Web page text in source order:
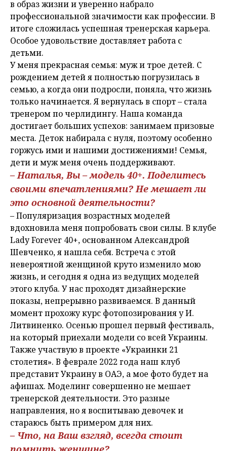
в образ жизни и уверенно набрало
профессиональной значимости как профессии. В
итоге сложилась успешная тренерская карьера.
Особое удовольствие доставляет работа с
детьми.
У меня прекрасная семья: муж и трое детей. С
рождением детей я полностью погрузилась в
семью, а когда они подросли, поняла, что жизнь
только начинается. Я вернулась в спорт – стала
тренером по черлидингу. Наша команда
достигает больших успехов: занимаем призовые
места. Деток набирала с нуля, поэтому особенно
горжусь ими и нашими достижениями! Семья,
дети и муж меня очень поддерживают.
– Наталья, Вы – модель 40+. Поделитесь
своими впечатлениями? Не мешает ли
это основной деятельности?
– Популяризация возрастных моделей
вдохновила меня попробовать свои силы. В клубе
Lady Forever 40+, основанном Александрой
Шевченко, я нашла себя. Встреча с этой
невероятной женщиной круто изменило мою
жизнь, и сегодня я одна из ведущих моделей
этого клуба. У нас проходят дизайнерские
показы, непрерывно развиваемся. В данный
момент прохожу курс фотопозирования у И.
Литвиненко. Осенью прошел первый фестиваль,
на который приехали модели со всей Украины.
Также участвую в проекте «Украинки 21
столетия». В феврале 2022 года наш клуб
представит Украину в ОАЭ, а мое фото будет на
афишах. Моделинг совершенно не мешает
тренерской деятельности. Это разные
направления, но я воспитываю девочек и
стараюсь быть примером для них.
– Что, на Ваш взгляд, всегда стоит